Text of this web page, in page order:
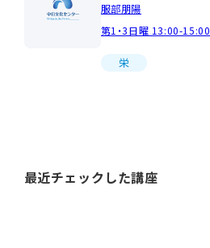
服部朋陽
第1・3日曜 13:00-15:00
栄
最近チェックした講座